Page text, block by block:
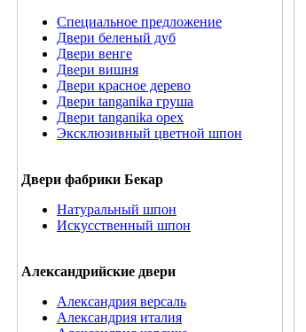
Специальное предложение
Двери беленый дуб
Двери венге
Двери вишня
Двери красное дерево
Двери tanganika груша
Двери tanganika oрех
Эксклюзивный цветной шпон
Двери фабрики Бекар
Натуральный шпон
Искусственный шпон
Александрийские двери
Александрия версаль
Александрия италия